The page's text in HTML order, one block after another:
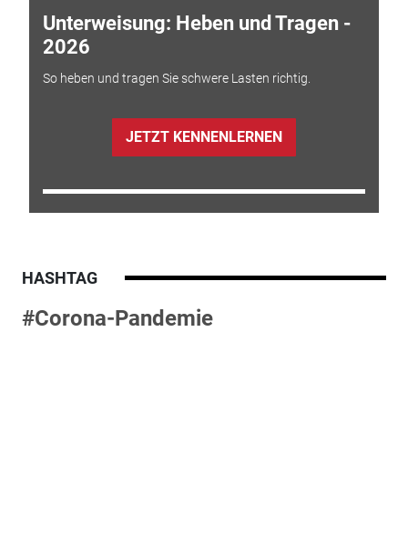
Unterweisung: Heben und Tragen -
2026
So heben und tragen Sie schwere Lasten richtig.
JETZT KENNENLERNEN
HASHTAG
#Corona-Pandemie